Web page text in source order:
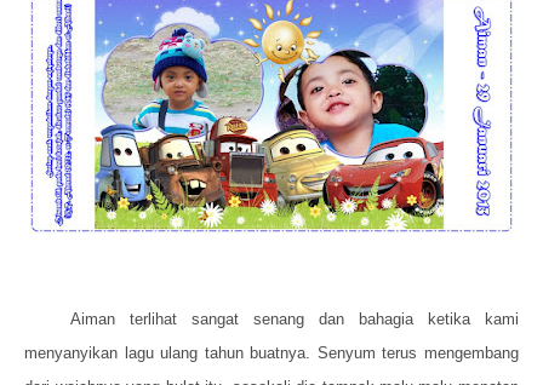
Aiman terlihat sangat senang dan bahagia ketika kami
menyanyikan lagu ulang tahun buatnya. Senyum terus mengembang